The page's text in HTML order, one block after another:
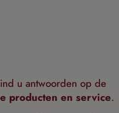
u antwoorden op de
producten en service.